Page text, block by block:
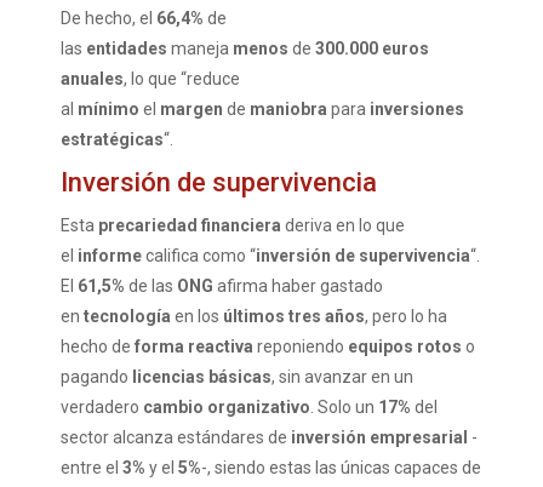
De hecho, el 66,4% de
las entidades maneja menos de 300.000 euros
anuales, lo que “reduce
al mínimo el margen de maniobra para inversiones
estratégicas“.
Inversión de supervivencia
Esta precariedad financiera deriva en lo que
el informecalifica como “inversión de supervivencia“.
El 61,5% de las ONG afirma haber gastado
en tecnología en los últimos tres años, pero lo ha
hecho de forma reactiva reponiendo equipos rotos o
pagando licencias básicas, sin avanzar en un
verdadero cambio organizativo . Solo un 17% del
sector alcanza estándares de inversión empresarial -
entre el 3% y el 5%-, siendo estas las únicas capaces de